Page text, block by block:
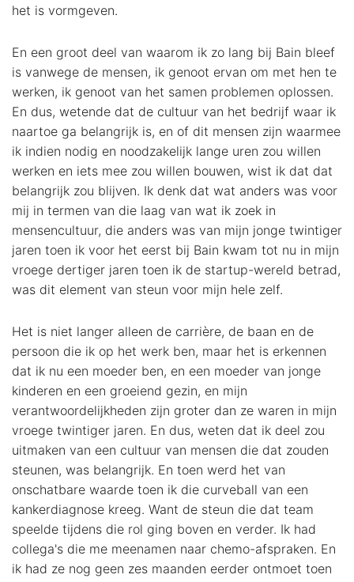
het is vormgeven.
En een groot deel van waarom ik zo lang bij Bain bleef
is vanwege de mensen, ik genoot ervan om met hen te
werken, ik genoot van het samen problemen oplossen.
En dus, wetende dat de cultuur van het bedrijf waar ik
naartoe ga belangrijk is, en of dit mensen zijn waarmee
ik indien nodig en noodzakelijk lange uren zou willen
werken en iets mee zou willen bouwen, wist ik dat dat
belangrijk zou blijven. Ik denk dat wat anders was voor
mij in termen van die laag van wat ik zoek in
mensencultuur, die anders was van mijn jonge twintiger
jaren toen ik voor het eerst bij Bain kwam tot nu in mijn
vroege dertiger jaren toen ik de startup-wereld betrad,
was dit element van steun voor mijn hele zelf.
Het is niet langer alleen de carrière, de baan en de
persoon die ik op het werk ben, maar het is erkennen
dat ik nu een moeder ben, en een moeder van jonge
kinderen en een groeiend gezin, en mijn
verantwoordelijkheden zijn groter dan ze waren in mijn
vroege twintiger jaren. En dus, weten dat ik deel zou
uitmaken van een cultuur van mensen die dat zouden
steunen, was belangrijk. En toen werd het van
onschatbare waarde toen ik die curveball van een
kankerdiagnose kreeg. Want de steun die dat team
speelde tijdens die rol ging boven en verder. Ik had
collega's die me meenamen naar chemo-afspraken. En
ik had ze nog geen zes maanden eerder ontmoet toen